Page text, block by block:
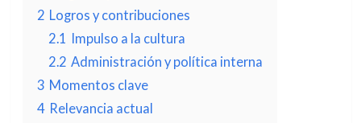
2 Logros y contribuciones
2.1 Impulso a la cultura
2.2 Administración y política interna
3 Momentos clave
4 Relevancia actual